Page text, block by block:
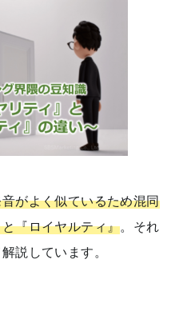
がよく似ているため混同
『ロイヤルティ』。それ
説しています。